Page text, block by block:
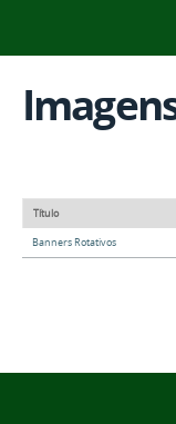
Título
Banners Rotativos